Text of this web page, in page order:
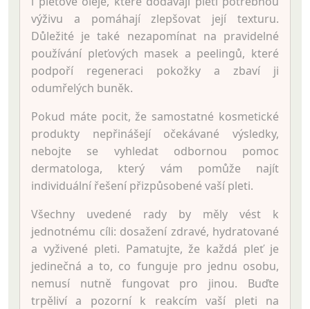
výživu a pomáhají zlepšovat její texturu.
Důležité je také nezapomínat na pravidelné
používání pleťových masek a peelingů, které
podpoří regeneraci pokožky a zbaví ji
odumřelých buněk.
Pokud máte pocit, že samostatné kosmetické
produkty nepřinášejí očekávané výsledky,
nebojte se vyhledat odbornou pomoc
dermatologa, který vám pomůže najít
individuální řešení přizpůsobené vaší pleti.
Všechny uvedené rady by měly vést k
jednotnému cíli: dosažení zdravé, hydratované
a vyživené pleti. Pamatujte, že každá pleť je
jedinečná a to, co funguje pro jednu osobu,
nemusí nutně fungovat pro jinou. Buďte
trpěliví a pozorní k reakcím vaší pleti na